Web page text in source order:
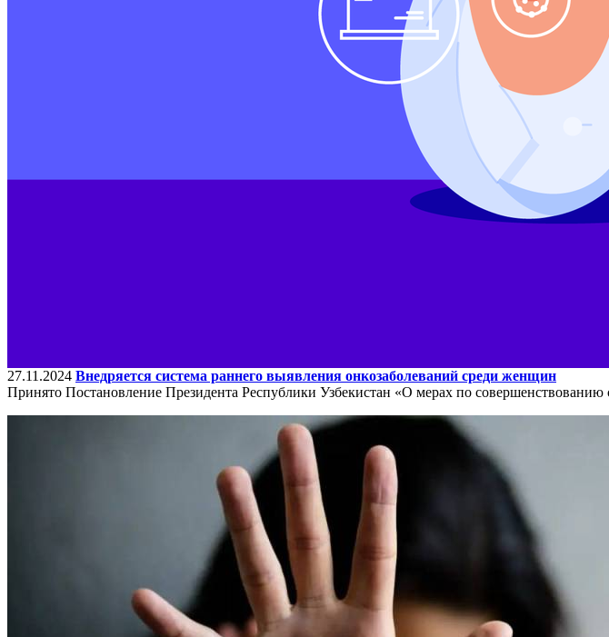
27.11.2024 Внедряется система раннего выявления онкозаболеваний среди женщин
Принято Постановление Президента Республики Узбекистан «О мерах по